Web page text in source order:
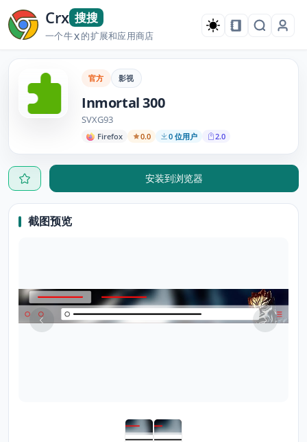
Crx 搜搜
一个牛X的扩展和应用商店
官方 影视
Inmortal 300
SVXG93
Firefox 0.0 0 位用户 2.0
安装到浏览器
截图预览